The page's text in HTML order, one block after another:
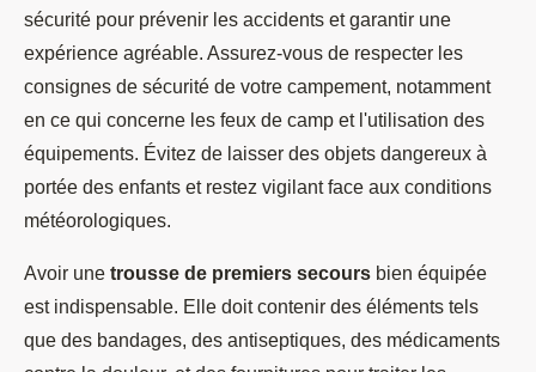
sécurité pour prévenir les accidents et garantir une
expérience agréable. Assurez-vous de respecter les
consignes de sécurité de votre campement, notamment
en ce qui concerne les feux de camp et l'utilisation des
équipements. Évitez de laisser des objets dangereux à
portée des enfants et restez vigilant face aux conditions
météorologiques.
Avoir une trousse de premiers secours bien équipée
est indispensable. Elle doit contenir des éléments tels
que des bandages, des antiseptiques, des médicaments